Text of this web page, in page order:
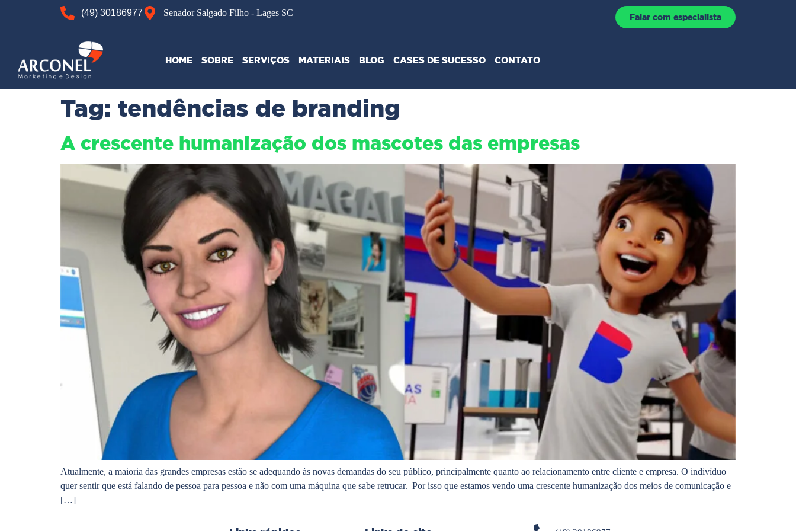
(49) 30186977 Senador Salgado Filho - Lages SC Falar com especialista
HOME SOBRE SERVIÇOS MATERIAIS BLOG CASES DE SUCESSO CONTATO
Tag: tendências de branding
A crescente humanização dos mascotes das empresas
Atualmente, a maioria das grandes empresas estão se adequando às novas demandas do seu público, principalmente quanto ao relacionamento entre cliente e empresa. O indivíduo
quer sentir que está falando de pessoa para pessoa e não com uma máquina que sabe retrucar. Por isso que estamos vendo uma crescente humanização dos meios de comunicação e
[…]